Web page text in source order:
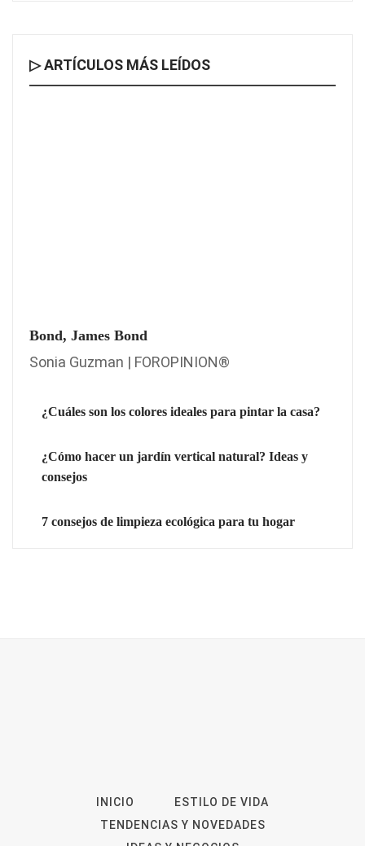
▷ ARTÍCULOS MÁS LEÍDOS
Bond, James Bond
Sonia Guzman | FOROPINION®
¿Cuáles son los colores ideales para pintar la casa?
¿Cómo hacer un jardín vertical natural? Ideas y
consejos
7 consejos de limpieza ecológica para tu hogar
INICIO
ESTILO DE VIDA
TENDENCIAS Y NOVEDADES